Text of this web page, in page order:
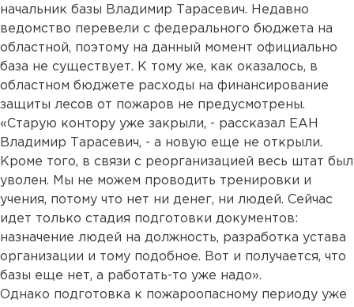
начальник базы Владимир Тарасевич. Недавно
ведомство перевели с федерального бюджета на
областной, поэтому на данный момент официально
база не существует. К тому же, как оказалось, в
областном бюджете расходы на финансирование
защиты лесов от пожаров не предусмотрены.
«Старую контору уже закрыли, - рассказал ЕАН
Владимир Тарасевич, - а новую еще не открыли.
Кроме того, в связи с реорганизацией весь штат был
уволен. Мы не можем проводить тренировки и
учения, потому что нет ни денег, ни людей. Сейчас
идет только стадия подготовки документов:
назначение людей на должность, разработка устава
организации и тому подобное. Вот и получается, что
базы еще нет, а работать-то уже надо».
Однако подготовка к пожароопасному периоду уже